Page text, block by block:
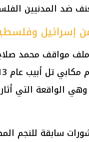
ضد المدنيين
إسرائيل
ملف مواقف محمد
الواقعة التي
سابقة للنجم